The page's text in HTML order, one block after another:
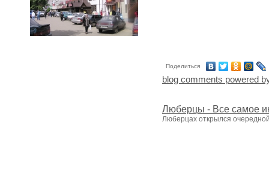
Поделиться
blog comments powered
Люберцы - Все самое
Люберцах открылся